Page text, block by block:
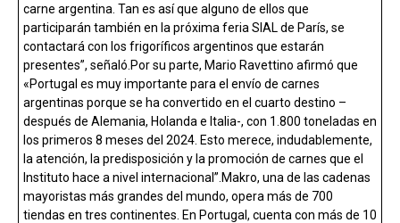
carne argentina. Tan es así que alguno de ellos que
participarán también en la próxima feria SIAL de París, se
contactará con los frigoríficos argentinos que estarán
presentes”, señaló.Por su parte, Mario Ravettino afirmó que
«Portugal es muy importante para el envío de carnes
argentinas porque se ha convertido en el cuarto destino –
después de Alemania, Holanda e Italia-, con 1.800 toneladas en
los primeros 8 meses del 2024. Esto merece, indudablemente,
la atención, la predisposición y la promoción de carnes que el
Instituto hace a nivel internacional”.Makro, una de las cadenas
mayoristas más grandes del mundo, opera más de 700
tiendas en tres continentes. En Portugal, cuenta con más de 10